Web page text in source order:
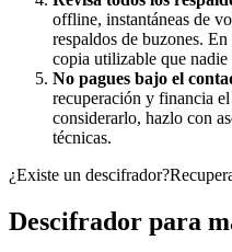
offline, instantáneas de
respaldos de buzones.
copia utilizable que nadie
No pagues bajo el
recuperación y financia
considerarlo, hazlo con
técnicas.
¿Existe un descifrador?
Descifrador para